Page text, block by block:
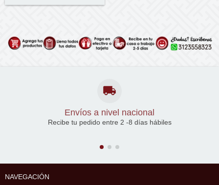
Envíos a nivel nacional
Recibe tu pedido entre 2 -8 días hábiles
NAVEGACIÓN